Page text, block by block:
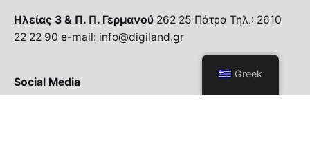
Ηλείας 3 & Π. Π. Γερμανού 262 25 Πάτρα Τηλ.: 2610
22 22 90 e-mail: info@digiland.gr
Social Media
Greek